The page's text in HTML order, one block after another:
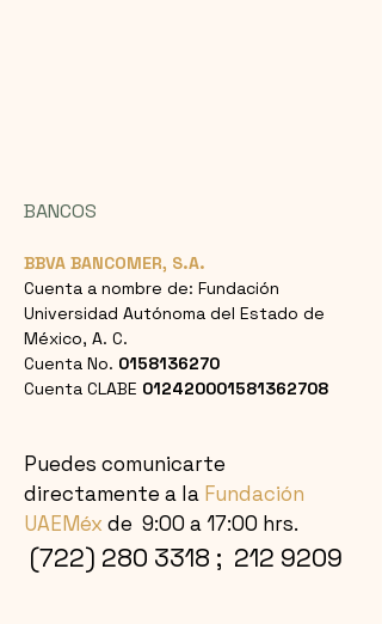
BANCOS
BBVA BANCOMER, S.A.
Cuenta a nombre de: Fundación
Universidad Autónoma del Estado de
México, A. C.
Cuenta No. 0158136270
Cuenta CLABE 012420001581362708
Puedes comunicarte
directamente a la Fundación
UAEMéx de 9:00 a 17:00 hrs.
(722) 280 3318 ; 212 9209